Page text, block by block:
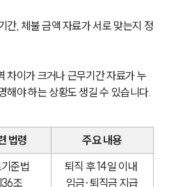
간, 체불 금액 자료가 서로 맞는지 정
차이가 크거나 근무기간 자료가 누
해야 하는 상황도 생길 수 있습니다.
법령 주요 내용
준법
36조
퇴직 후 14일 이내
임금·퇴직금 지급